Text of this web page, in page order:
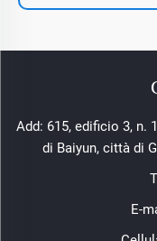
Add: 615, edificio 3, n.
di Baiyun, città di
E-